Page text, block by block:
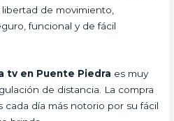
de movimiento,
funcional y de fácil
tv en Puente Piedra es muy
de distancia. La compra
día más notorio por su fácil